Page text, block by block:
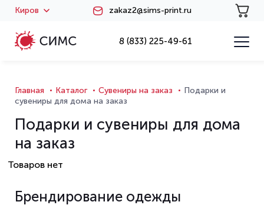
Киров zakaz2@sims-print.ru
8 (833) 225-49-61
Главная Каталог Сувениры на заказ
Подарки и
сувениры для дома на заказ
Подарки и сувениры для дома
на заказ
Товаров нет
Брендирование одежды